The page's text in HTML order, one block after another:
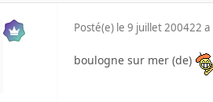
Posté(e) le 9 juillet 200422 a
boulogne sur mer (de)